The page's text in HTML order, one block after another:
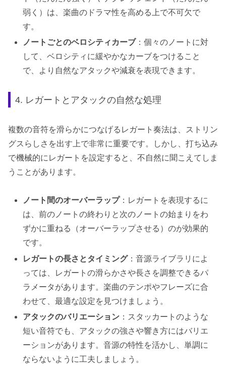
弱く）は、楽曲のドラマ性を高める上で不可欠で
す。
ノートごとのベロシティカーブ：個々のノートに対
して、ベロシティに緩やかなカーブをつけること
で、より自然なアタックや減衰を表現できます。
4. レガートとアタックの自然な処理
複数の音符を滑らかにつなげるレガート奏法は、ストリン
グスらしさを出す上で非常に重要です。しかし、打ち込み
で機械的にレガートを設定すると、不自然に聞こえてしま
うことがあります。
ノート間のオーバーラップ：レガートを表現するに
は、前のノートの終わりと次のノートの始まりをわ
ずかに重ねる（オーバーラップさせる）のが効果的
です。
レガートの長さとタイミング：音源ライブラリによ
っては、レガートの滑らかさや長さを調整できるパ
ラメータがあります。楽曲のテンポやフレーズに合
わせて、最適な設定を見つけましょう。
アタックのバリエーション ：スタッカートのような
短い音符でも、アタックの強さや響き方にはバリエ
ーションがあります。音源の特性を活かし、単調に
ならないように工夫しましょう。